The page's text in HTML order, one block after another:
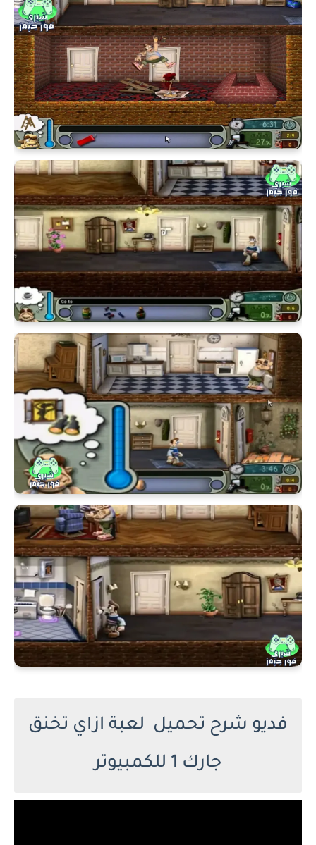
فديو شرح تحميل لعبة ازاي تخنق
جارك 1 للكمبيوتر